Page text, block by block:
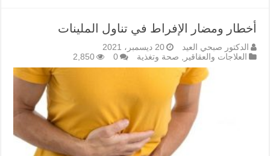
أخطار ومضار الإفراط في تناول الملينات
الدكتور صبحي العيد
20 ديسمبر، 2021
العلاجات والعقاقير
صحة وتغذية 0
2,850